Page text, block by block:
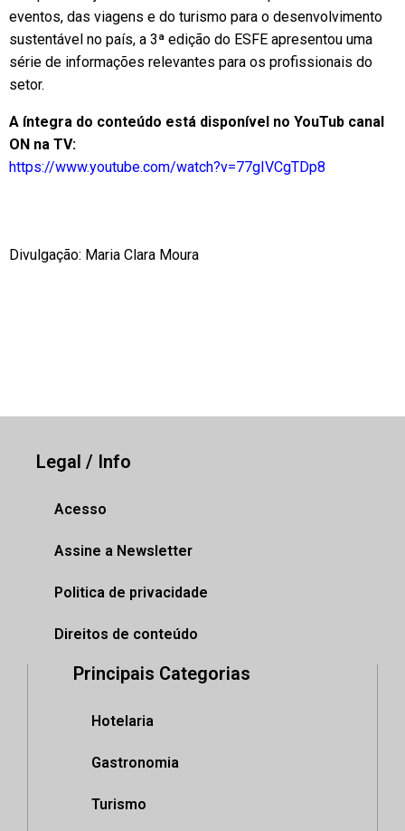
eventos, das viagens e do turismo para o desenvolvimento
sustentável no país, a 3ª edição do ESFE apresentou uma
série de informações relevantes para os profissionais do
setor.
A íntegra do conteúdo está disponível no YouTub canal
ON na TV:
https://www.youtube.com/watch?v=77gIVCgTDp8
Divulgação: Maria Clara Moura
Legal / Info
Acesso
Assine a Newsletter
Politica de privacidade
Direitos de conteúdo
Principais Categorias
Hotelaria
Gastronomia
Turismo